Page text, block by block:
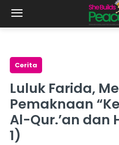
Cerita
Luluk Farida,
Pemaknaan
Al-Qur.’an dan
1)